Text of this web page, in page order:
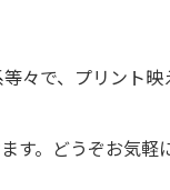
々で、プリント映
す。どうぞお気軽